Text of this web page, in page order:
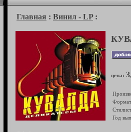
Главная : Винил - LP:
цена:
Год